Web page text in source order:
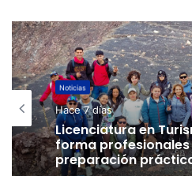
Noticias
Hace 7 días
Licenciatura en
forma profesionales
preparación